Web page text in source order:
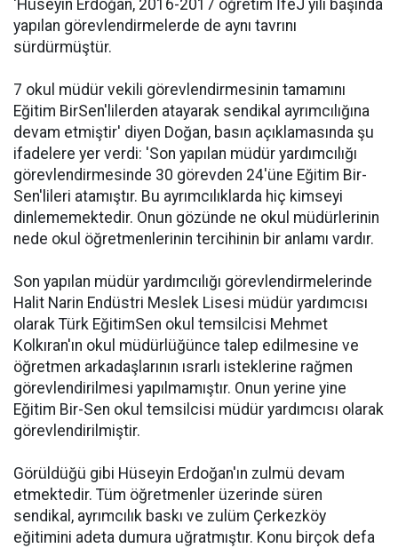
'Hüseyin Erdoğan, 2016-2017 öğretim İfeJ yılı başında
yapılan görevlendirmelerde de aynı tavrını
sürdürmüştür.
7 okul müdür vekili görevlendirmesinin tamamını
Eğitim BirSen'lilerden atayarak sendikal ayrımcılığına
devam etmiştir' diyen Doğan, basın açıklamasında şu
ifadelere yer verdi: 'Son yapılan müdür yardımcılığı
görevlendirmesinde 30 görevden 24'üne Eğitim Bir-
Sen'lileri atamıştır. Bu ayrımcılıklarda hiç kimseyi
dinlememektedir. Onun gözünde ne okul müdürlerinin
nede okul öğretmenlerinin tercihinin bir anlamı vardır.
Son yapılan müdür yardımcılığı görevlendirmelerinde
Halit Narin Endüstri Meslek Lisesi müdür yardımcısı
olarak Türk EğitimSen okul temsilcisi Mehmet
Kolkıran'ın okul müdürlüğünce talep edilmesine ve
öğretmen arkadaşlarının ısrarlı isteklerine rağmen
görevlendirilmesi yapılmamıştır. Onun yerine yine
Eğitim Bir-Sen okul temsilcisi müdür yardımcısı olarak
görevlendirilmiştir.
Görüldüğü gibi Hüseyin Erdoğan'ın zulmü devam
etmektedir. Tüm öğretmenler üzerinde süren
sendikal, ayrımcılık baskı ve zulüm Çerkezköy
eğitimini adeta dumura uğratmıştır. Konu birçok defa